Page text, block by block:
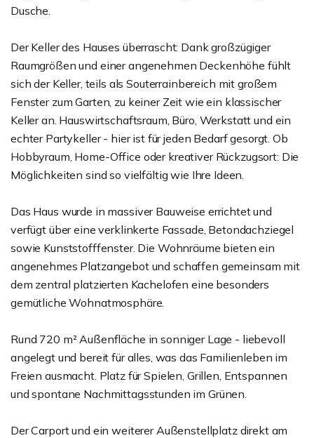
Dusche.
Der Keller des Hauses überrascht: Dank großzügiger
Raumgrößen und einer angenehmen Deckenhöhe fühlt
sich der Keller, teils als Souterrainbereich mit großem
Fenster zum Garten, zu keiner Zeit wie ein klassischer
Keller an. Hauswirtschaftsraum, Büro, Werkstatt und ein
echter Partykeller - hier ist für jeden Bedarf gesorgt. Ob
Hobbyraum, Home-Office oder kreativer Rückzugsort: Die
Möglichkeiten sind so vielfältig wie Ihre Ideen.
Das Haus wurde in massiver Bauweise errichtet und
verfügt über eine verklinkerte Fassade, Betondachziegel
sowie Kunststofffenster. Die Wohnräume bieten ein
angenehmes Platzangebot und schaffen gemeinsam mit
dem zentral platzierten Kachelofen eine besonders
gemütliche Wohnatmosphäre.
Rund 720 m² Außenfläche in sonniger Lage - liebevoll
angelegt und bereit für alles, was das Familienleben im
Freien ausmacht. Platz für Spielen, Grillen, Entspannen
und spontane Nachmittagsstunden im Grünen.
Der Carport und ein weiterer Außenstellplatz direkt am